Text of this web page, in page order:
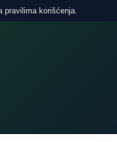
pravilima korišćenja.